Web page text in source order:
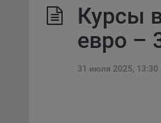
Курсы
евро –
31 июля 2025, 13:30